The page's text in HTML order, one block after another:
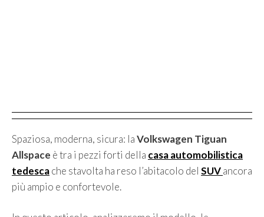
Spaziosa, moderna, sicura: laVolkswagen Tiguan
Allspace è tra i pezzi forti della casa automobilistica
tedescache stavolta ha reso l’abitacolo del SUVancora
più ampio e confortevole.